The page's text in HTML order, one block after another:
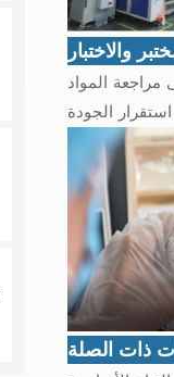
والاختبار
المواد
ذات الصلة